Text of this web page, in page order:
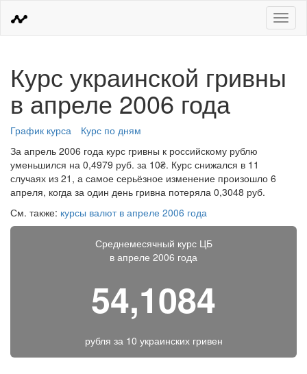
Меню
Курс украинской гривны
в апреле 2006 года
График курса
Курс по дням
За апрель 2006 года курс гривны к российскому рублю
уменьшился на 0,4979 руб. за 10₴. Курс снижался в 11
случаях из 21, а самое серьёзное изменение произошло 6
апреля, когда за один день гривна потеряла 0,3048 руб.
См. также: курсы валют в апреле 2006 года
Среднемесячный курс ЦБ
в апреле 2006 года
54,1084
рубля за 10 украинских гривен